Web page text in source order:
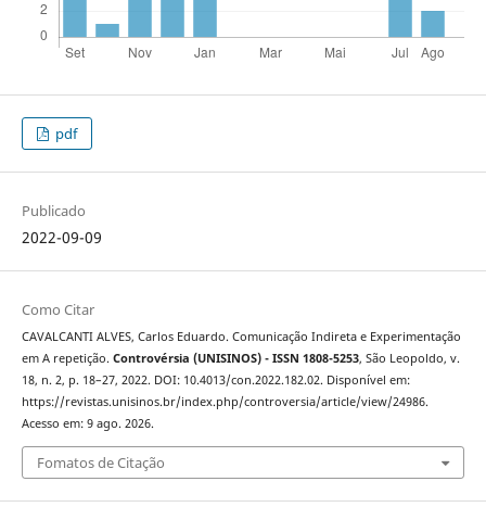
pdf
Publicado
2022-09-09
Como Citar
CAVALCANTI ALVES, Carlos Eduardo. Comunicação Indireta e Experimentação
em A repetição. Controvérsia (UNISINOS) - ISSN 1808-5253, São Leopoldo, v.
18, n. 2, p. 18–27, 2022. DOI: 10.4013/con.2022.182.02. Disponível em:
https://revistas.unisinos.br/index.php/controversia/article/view/24986.
Acesso em: 9 ago. 2026.
Fomatos de Citação